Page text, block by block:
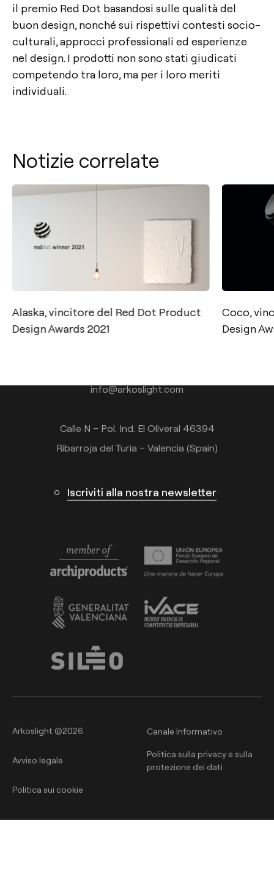
il premio Red Dot basandosi sulle qualità del
buon design, nonché sui rispettivi contesti socio-
culturali, approcci professionali ed esperienze
nel design. I prodotti non sono stati giudicati
competendo tra loro, ma per i loro meriti
individuali.
Notizie correlate
Alaska, vincitore del Red Dot Product
Design Awards 2021
Coco,
Design
Contatto
info@arkoslight.com
Calle N – Pol. Ind. El Oliveral 46394
Ribarroja del Turia – Valencia (Spain)
Iscriviti alla nostra newsletter
Arkoslight ©2026 Canale Informativo
Avviso legale
Politica sulla privacy e sulla
protezione dei dati
Politica sui cookie